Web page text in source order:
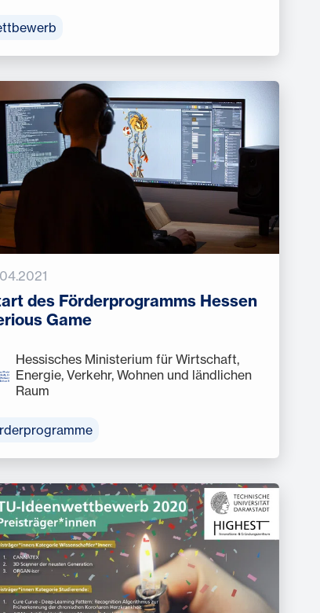
des Förderprogramms Hessen
Game
Hessisches Ministerium für Wirtschaft,
Energie, Verkehr, Wohnen und ländlichen
Raum